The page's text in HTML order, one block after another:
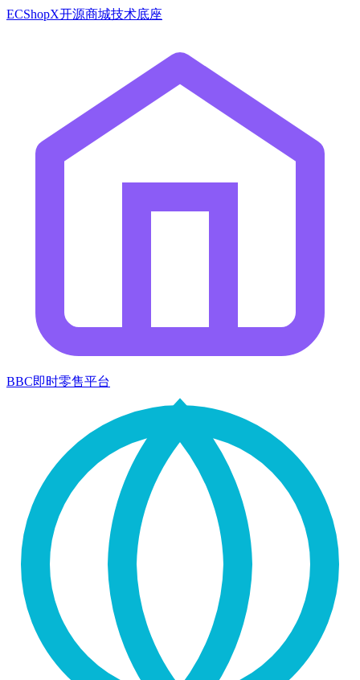
ECShopX开源商城技术底座
BBC即时零售平台